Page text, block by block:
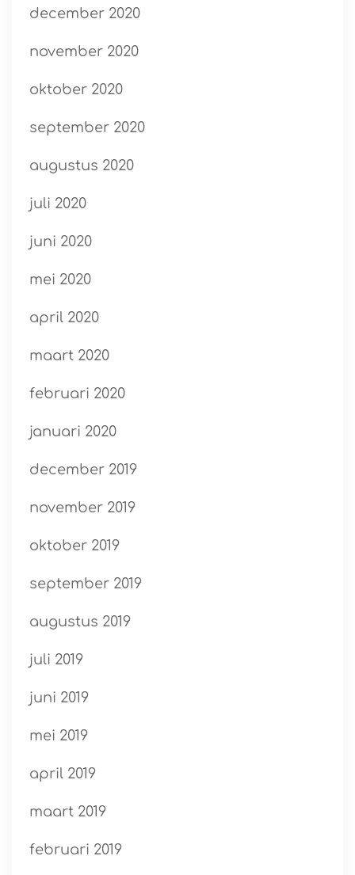
december 2020
november 2020
oktober 2020
september 2020
augustus 2020
juli 2020
juni 2020
mei 2020
april 2020
maart 2020
februari 2020
januari 2020
december 2019
november 2019
oktober 2019
september 2019
augustus 2019
juli 2019
juni 2019
mei 2019
april 2019
maart 2019
februari 2019